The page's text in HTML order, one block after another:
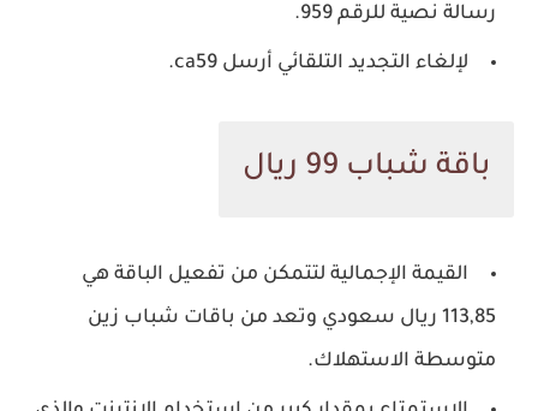
رسالة نصية للرقم 959.
لإلغاء التجديد التلقائي أرسل ca59.
باقة شباب 99 ريال
القيمة الإجمالية لتتمكن من تفعيل الباقة هي
113,85 ريال سعودي وتعد من باقات شباب زين
متوسطة الاستهلاك.